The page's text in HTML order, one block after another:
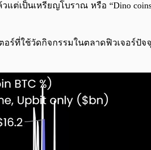
วแต่เป็นเหรียญโบราณ หรือ “Dino
ตอร์ที่ใช้วัดกิจกรรมในตลาดฟิวเจอร์